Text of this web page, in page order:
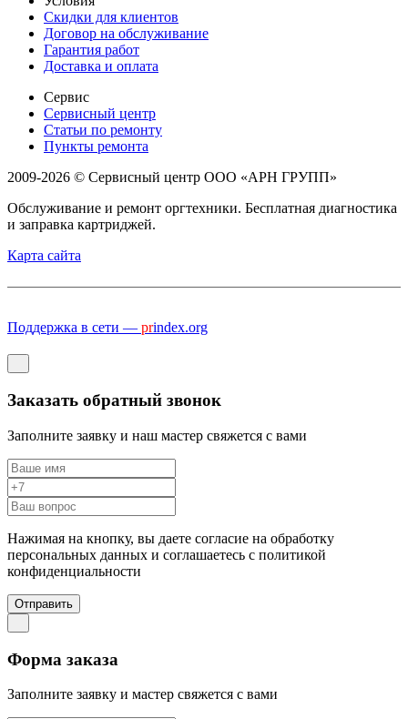
Скидки для клиентов
Договор на обслуживание
Гарантия работ
Доставка и оплата
Сервис
Сервисный центр
Статьи по ремонту
Пункты ремонта
2009-2026 © Сервисный центр ООО «АРН ГРУПП»
Обслуживание и ремонт оргтехники. Бесплатная диагностика
и заправка картриджей.
Карта сайта
Поддержка в сети — prindex.org
Заказать обратный звонок
Заполните заявку и наш мастер свяжется с вами
Нажимая на кнопку, вы даете согласие на обработку
персональных данных и соглашаетесь c политикой
конфиденциальности
Отправить
Форма заказа
Заполните заявку и мастер свяжется с вами